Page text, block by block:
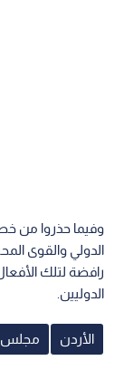
وفيما حذروا من
الدولي والقوى
رافضة لتلك
الدوليين.
الأردن مجلس